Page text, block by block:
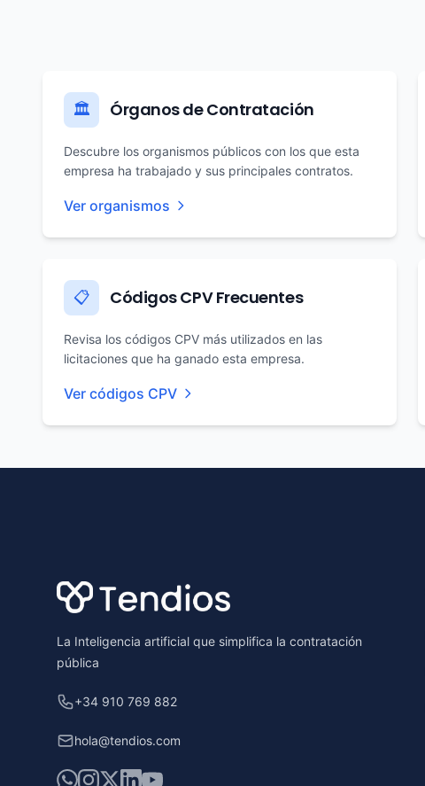
🏛️ Órganos de Contratación
Descubre los organismos públicos con los que esta
empresa ha trabajado y sus principales contratos.
Ver organismos
📋 Códigos CPV Frecuentes
Revisa los códigos CPV más utilizados en las
licitaciones que ha ganado esta empresa.
Ver códigos CPV
La Inteligencia artificial que simplifica la contratación
pública
+34 910 769 882
hola@tendios.com
WhatsApp
Instagram
X LinkedIn
YouTube